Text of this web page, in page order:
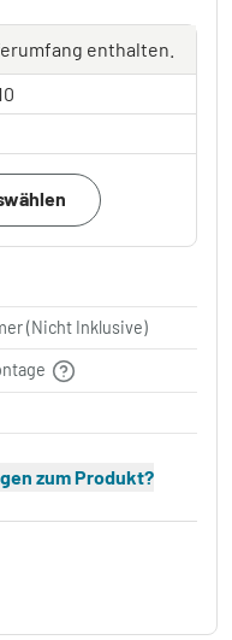
enthalten.
(Nicht Inklusive)
zum Produkt?